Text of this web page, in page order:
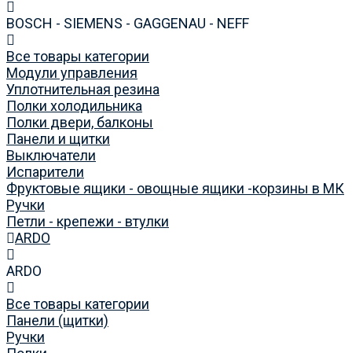
BOSCH - SIEMENS - GAGGENAU - NEFF
Все товары категории
Модули управления
Уплотнительная резина
Полки холодильника
Полки двери, балконы
Панели и щитки
Выключатели
Испарители
Фруктовые ящики - овощные ящики -корзины в МК
Ручки
Петли - крепежи - втулки
ARDO
ARDO
Все товары категории
Панели (щитки)
Ручки